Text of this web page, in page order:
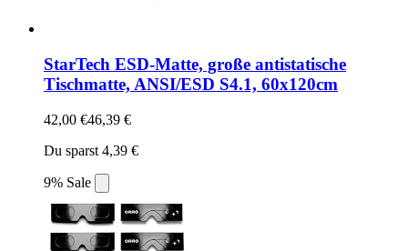
StarTech ESD-Matte, große antistatische
Tischmatte, ANSI/ESD S4.1, 60x120cm
42,00 €46,39 €
Du sparst 4,39 €
9% Sale